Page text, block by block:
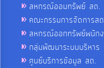
สหกรณ์ออมทรัพย์ สถ.
คณะกรรมการจัดการส
สหกรณ์ออกทรัพย์พนักง
กลุ่มพัฒนาระบบบริหาร
ศูนย์บริการข้อมูล สถ.